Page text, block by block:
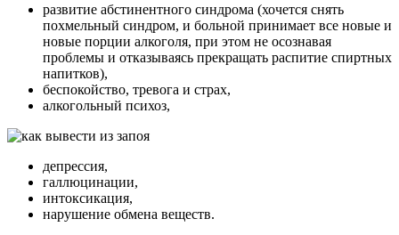
развитие абстинентного синдрома (хочется снять
похмельный синдром, и больной принимает все новые и
новые порции алкоголя, при этом не осознавая
проблемы и отказываясь прекращать распитие спиртных
напитков),
беспокойство, тревога и страх,
алкогольный психоз,
депрессия,
галлюцинации,
интоксикация,
нарушение обмена веществ.